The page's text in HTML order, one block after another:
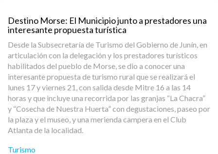
Destino Morse: El Municipio junto a prestadores una
interesante propuesta turística
Desde la Subsecretaría de Turismo del Gobierno de Junín, en
articulación con la delegación y los prestadores turísticos
habilitados del pueblo de Morse, se dio a conocer una
interesante propuesta de turismo rural que se realizará el
lunes 17 y viernes 21, con salida desde Mitre 16 a las 14
horas y que incluye una recorrida por las granjas “La Chacra”
y “Cosecha de Nuestra Huerta” con degustaciones, paseo por
la plaza y el museo, y una merienda campera en el Club
Atlanta de la localidad.
Turismo